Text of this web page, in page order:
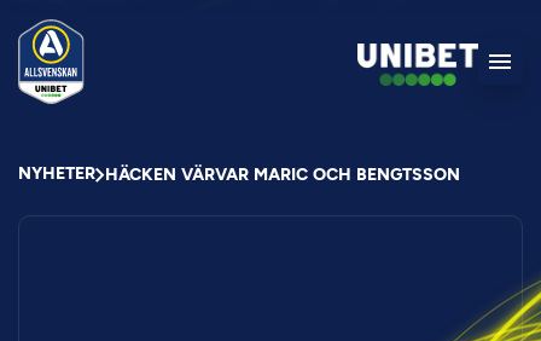
NYHETER HÄCKEN VÄRVAR MARIC OCH BENGTSSON